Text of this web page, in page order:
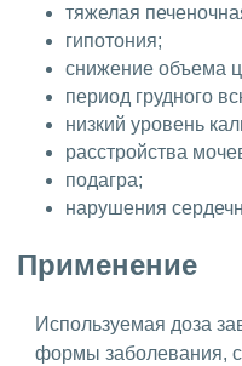
тяжелая
гипотония;
снижение объема
период грудного
низкий уровень
расстройства
подагра;
нарушения
Применение
Используемая доза
формы заболевания,